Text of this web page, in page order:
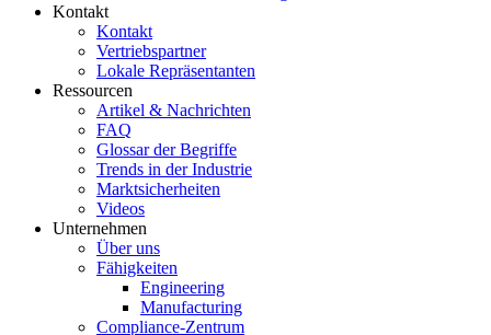
Kontakt
Kontakt
Vertriebspartner
Lokale Repräsentanten
Ressourcen
Artikel & Nachrichten
FAQ
Glossar der Begriffe
Trends in der Industrie
Marktsicherheiten
Videos
Unternehmen
Über uns
Fähigkeiten
Engineering
Manufacturing
Compliance-Zentrum